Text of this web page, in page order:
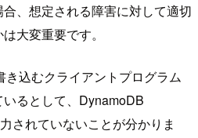
、想定される障害に対して適切
大変重要です。
込むクライアントプログラム
るとして、DynamoDB
されていないことが分かりま